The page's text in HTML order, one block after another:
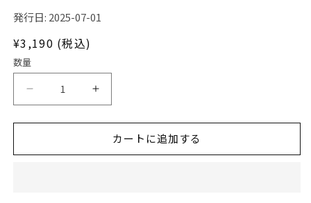
ア
を
開
く
発行日: 2025-07-01
通
常
価
¥3,190 (税込)
数量
日
カートに追加する